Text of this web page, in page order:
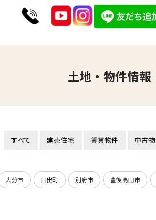
土地・物件情報
すべて 建売住宅 賃貸物件 中古
大分市 日出町 別府市 豊後高田市